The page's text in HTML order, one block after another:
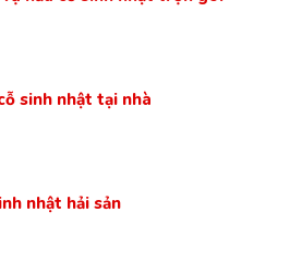
sinh nhật tại nhà
nhật hải sản